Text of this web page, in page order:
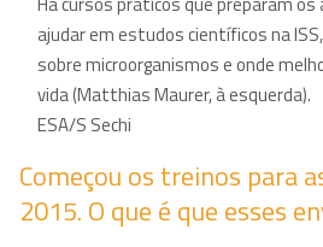
ajudar em estudos científicos na
sobre microorganismos e onde
vida (Matthias Maurer, à esquerda).
ESA/S Sechi
Começou os treinos para
2015. O que é que esses